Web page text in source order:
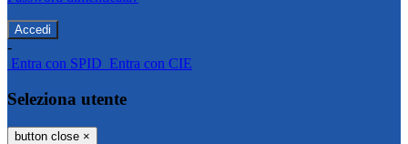
-
Entra con SPID Entra con CIE
Seleziona utente
button close ×